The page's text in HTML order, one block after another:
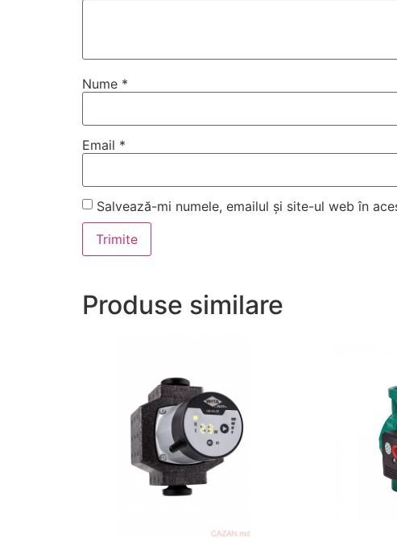
Nume *
Email *
Salvează-mi numele, emailul și site-ul web în
Produse similare